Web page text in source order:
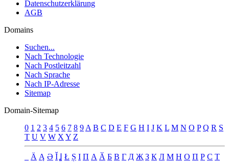
Datenschutzerklärung
AGB
Domains
Suchen...
Nach Technologie
Nach Postleitzahl
Nach Sprache
Nach IP-Adresse
Sitemap
Domain-Sitemap
0 1 2 3 4 5 6 7 8 9 A B C D E F G H I J K L M N O P Q R S
T U V W X Y Z
Ä Ą Ə Ǐ Ʝ Ł Ș Ι Π А Ӑ Б В Г Д Җ З К Л М Н О П Р С Т